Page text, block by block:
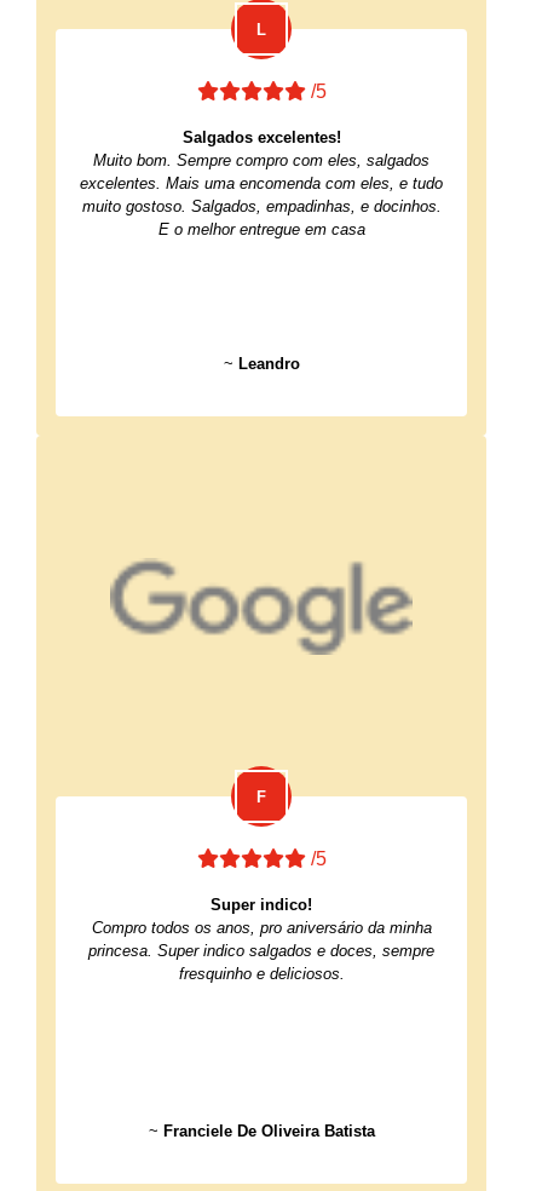
/5
Salgados excelentes!
Muito bom. Sempre compro com eles, salgados
excelentes. Mais uma encomenda com eles, e tudo
muito gostoso. Salgados, empadinhas, e docinhos.
E o melhor entregue em casa
~ Leandro
/5
Super indico!
Compro todos os anos, pro aniversário da minha
princesa. Super indico salgados e doces, sempre
fresquinho e deliciosos.
~ Franciele De Oliveira Batista